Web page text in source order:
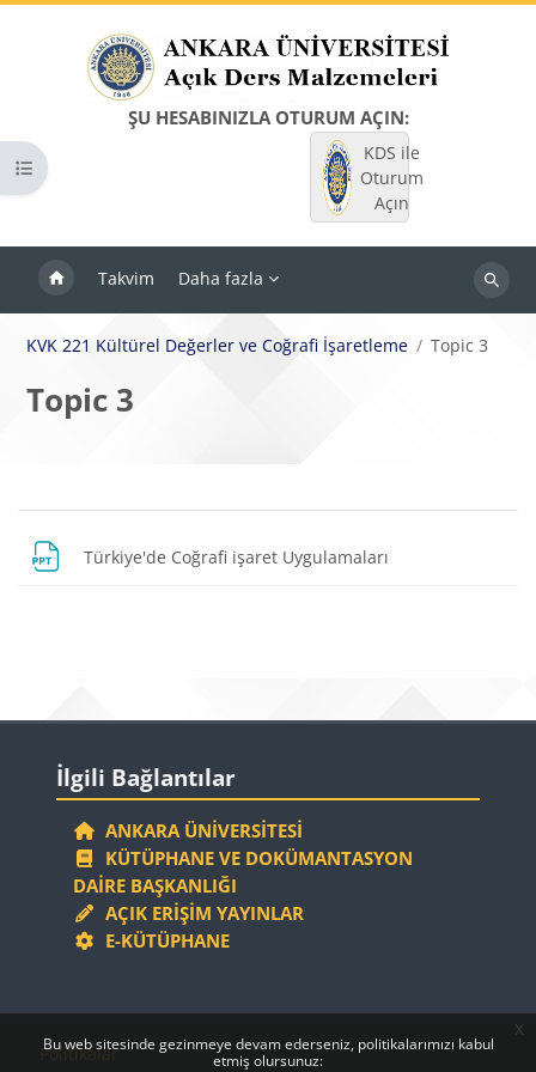
Bu web sitesinde gezinmeye devam ederseniz, politikalarımızı kabul
etmiş olursunuz:
x
ŞU HESABINIZLA OTURUM AÇIN:
KDS ile
Oturum
Açın
Takvim Daha fazla
Dersleri
Kurs dizinini aç
KVK 221 Kültürel Değerler ve Coğrafi İşaretleme Topic 3
Topic 3
Bloklar
Bölüm anahatları
Türkiye'de Coğrafi işaret Uygulamaları
Bloklar
İlgili Bağlantılar
ANKARA ÜNIVERSITESI
KÜTÜPHANE VE DOKÜMANTASYON
DAIRE BAŞKANLIĞI
AÇIK ERIŞIM YAYINLAR
E-KÜTÜPHANE
Bloklar
Bloklar
Politikalar